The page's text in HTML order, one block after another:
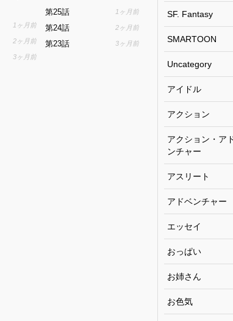
1ヶ月前
2ヶ月前
3ヶ月前
第25話 1ヶ月前
第24話 2ヶ月前
第23話 3ヶ月前
SF. Fantasy
SMARTOON
Uncategory
アイドル
アクション
アクション・ア
ンチャー
アスリート
アドベンチャー
エッセイ
おっぱい
お姉さん
お色気